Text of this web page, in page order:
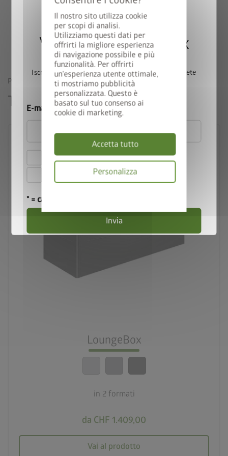
Il nostro sito utilizza cookie
per scopi di analisi.
Utilizziamo questi dati per
offrirti la migliore esperienza
di navigazione possibile e più
funzionalità. Per offrirti
un'esperienza utente ottimale,
ti mostriamo pubblicità
personalizzata. Questo è
basato sul tuo consenso ai
cookie di marketing.
Accetta tutto
Personalizza
privacy
campeggio. Disponibile in 5 formati e 5 colori, per soddisfare
tutte le esigenze. Una soluzione durevole grazie ai materiali di
prima qualità che la compongono.
PRODOTTI SIMILI
Ti potrebbe interessare anche
LoungeBox
in 2 formati
da CHF 1.409,00
Vai al prodotto
3 varianti di colore
calendar_month
20 anni di garanzia
Vincete una StyleBox
Iscrivetevi ora alla nostra newsletter e parteciperete
automaticamente all’estrazione.
E-mail
Accetto lenorme sulla privacy.
termini e le condizioni di
partecipazione.
* = campo obbligatorio
Invia